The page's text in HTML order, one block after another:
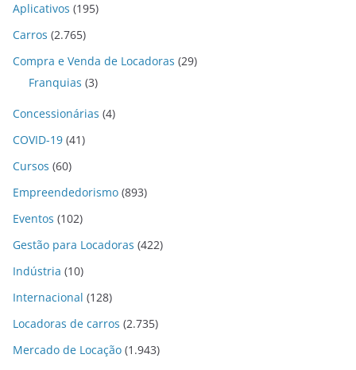
Aplicativos (195)
Carros (2.765)
Compra e Venda de Locadoras (29)
Franquias (3)
Concessionárias (4)
COVID-19 (41)
Cursos (60)
Empreendedorismo (893)
Eventos (102)
Gestão para Locadoras (422)
Indústria (10)
Internacional (128)
Locadoras de carros (2.735)
Mercado de Locação (1.943)